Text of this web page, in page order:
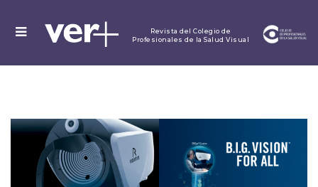
MENU
Revista del Colegio de
Profesionales de la Salud Visual